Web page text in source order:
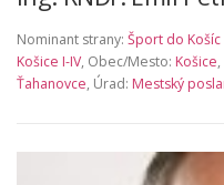
Nominant strany: Šport do Košíc
Košice I-IV, Obec/Mesto: Košice
Ťahanovce, Úrad: Mestský